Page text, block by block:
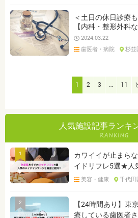
＜土日の休日診療
【内科・整形外科な
2024.03.22
歯医者・病院
杉並
1 2 3 … 11
人気施設記事ランキ
1
カワイイが止まら
イドリフレ5選★人
美容・健康 千代田
2
【24時間あり】東
療している歯医者